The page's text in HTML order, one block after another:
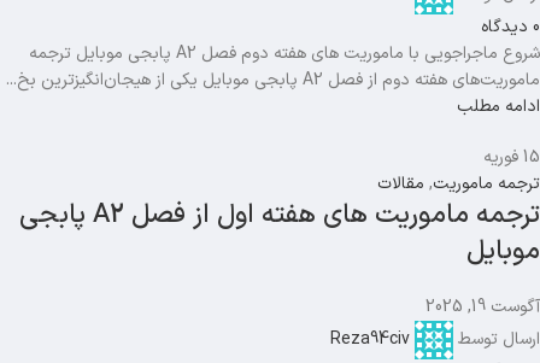
0 دیدگاه
شروع ماجراجویی با ماموریت های هفته دوم فصل A2 پابجی موبایل ترجمه
ماموریت‌های هفته دوم از فصل A2 پابجی موبایل یکی از هیجان‌انگیزترین بخ...
ادامه مطلب
15فوریه
ترجمه ماموریت, مقالات
ترجمه ماموریت های هفته اول از فصل A2 پابجی
موبایل
آگوست 19, 2025
ارسال توسط
Reza94civ